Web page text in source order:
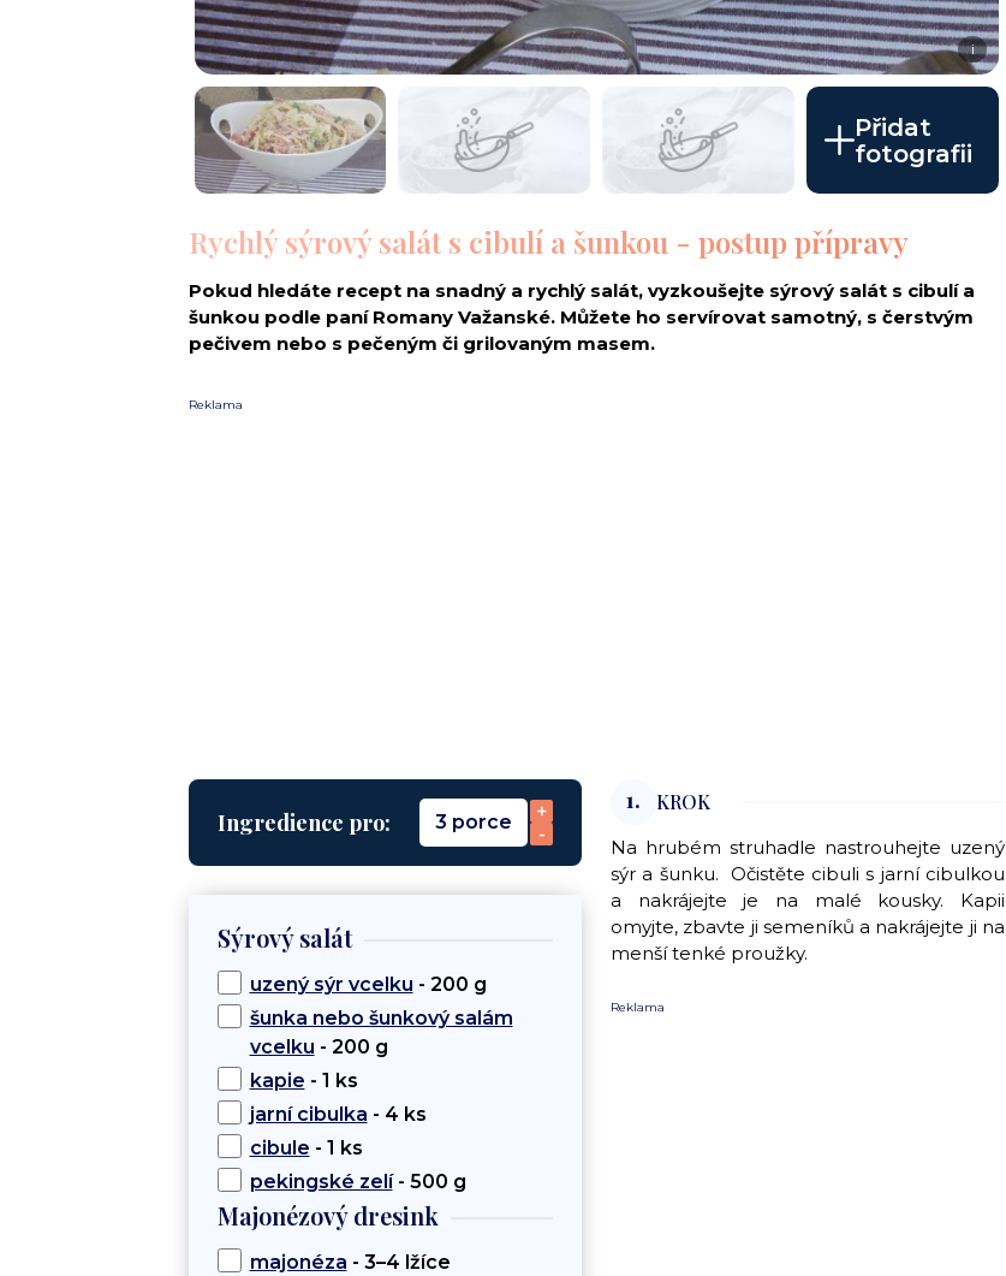
i
Přidat
fotografii
Rychlý sýrový salát s cibulí a šunkou - postup přípravy
Pokud hledáte recept na snadný a rychlý salát, vyzkoušejte sýrový salát s cibulí a
šunkou podle paní Romany Važanské. Můžete ho servírovat samotný, s čerstvým
pečivem nebo s pečeným či grilovaným masem.
Reklama
Ingredience pro: 3 porce
+
-
Sýrový salát
uzený sýr vcelku - 200 g
šunka nebo šunkový salám
vcelku - 200 g
kapie - 1 ks
jarní cibulka - 4 ks
cibule - 1 ks
pekingské zelí- 500 g
Majonézový dresink
majonéza - 3–4 lžíce
1. KROK
Na hrubém struhadle nastrouhejte uzený
sýr a šunku. Očistěte cibuli s jarní cibulkou
a nakrájejte je na malé kousky. Kapii
omyjte, zbavte ji semeníků a nakrájejte ji na
menší tenké proužky.
Reklama